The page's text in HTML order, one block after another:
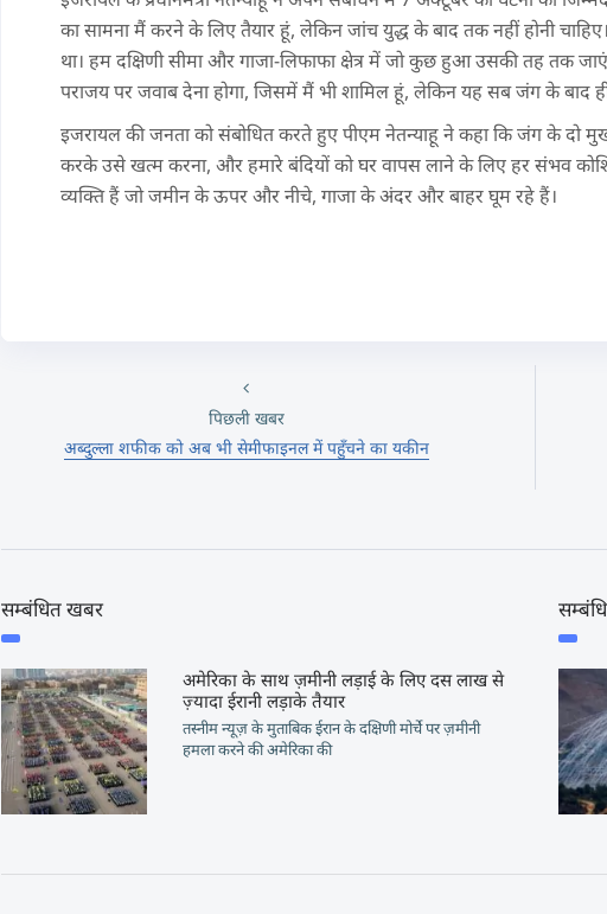
का सामना मैं करने के लिए तैयार हूं, लेकिन जांच युद्ध के बाद तक नहीं होनी
था। हम दक्षिणी सीमा और गाजा-लिफाफा क्षेत्र में जो कुछ हुआ उसकी तह तक
पराजय पर जवाब देना होगा, जिसमें मैं भी शामिल हूं, लेकिन यह सब जंग के बाद ही
इजरायल की जनता को संबोधित करते हुए पीएम नेतन्याहू ने कहा कि जंग के दो
करके उसे खत्म करना, और हमारे बंदियों को घर वापस लाने के लिए हर संभव
व्यक्ति हैं जो जमीन के ऊपर और नीचे, गाजा के अंदर और बाहर घूम रहे हैं।
पिछली खबर
अब्दुल्ला शफीक को अब भी सेमीफाइनल में पहुँचने का यकीन
सम्बंधित खबर
अमेरिका के साथ ज़मीनी लड़ाई के लिए दस लाख से
ज़्यादा ईरानी लड़ाके तैयार
तस्नीम न्यूज़ के मुताबिक ईरान के दक्षिणी मोर्चे पर ज़मीनी
हमला करने की अमेरिका की